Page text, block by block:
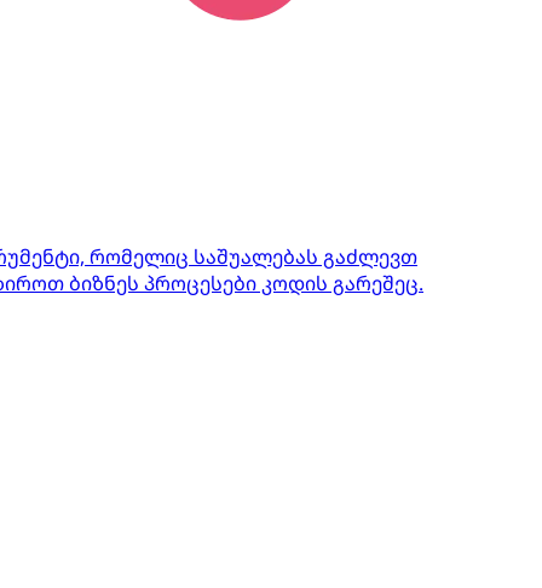
რომელიც საშუალებას გაძლევთ
ბიზნეს პროცესები კოდის გარეშეც.